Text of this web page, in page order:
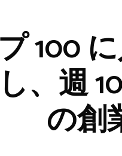
100
、週
の創